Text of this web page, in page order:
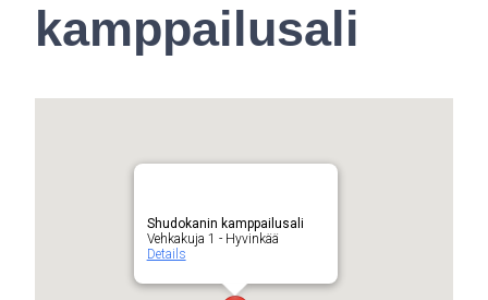
kamppailusali
Shudokanin kamppailusali
Vehkakuja 1 - Hyvinkää
Details